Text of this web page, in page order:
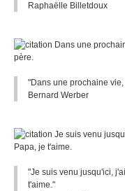
Raphaëlle Billetdoux
"Dans une prochaine
Bernard Werber
"Je suis venu jusqu'ici,
t'aime."